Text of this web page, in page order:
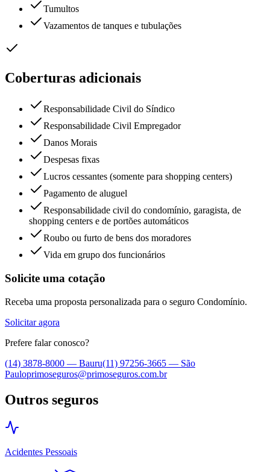
Tumultos
Vazamentos de tanques e tubulações
Coberturas adicionais
Responsabilidade Civil do Síndico
Responsabilidade Civil Empregador
Danos Morais
Despesas fixas
Lucros cessantes (somente para shopping centers)
Pagamento de aluguel
Responsabilidade civil do condomínio, garagista, de
shopping centers e de portões automáticos
Roubo ou furto de bens dos moradores
Vida em grupo dos funcionários
Solicite uma cotação
Receba uma proposta personalizada para o seguro Condomínio.
Solicitar agora
Prefere falar conosco?
(14) 3878-8000 — Bauru(11) 97256-3665 — São
Pauloprimoseguros@primoseguros.com.br
Outros seguros
Acidentes Pessoais